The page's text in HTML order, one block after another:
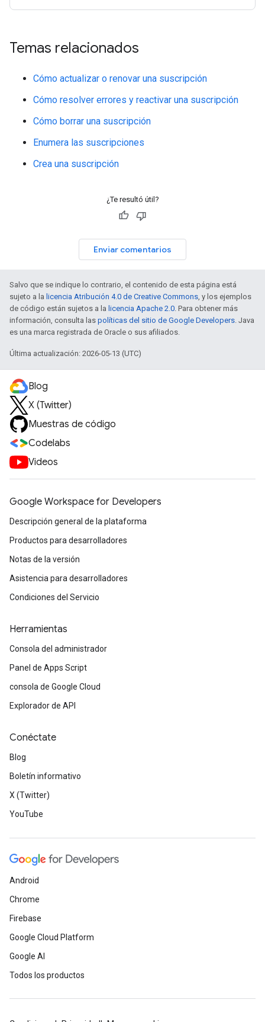
Temas relacionados
Cómo actualizar o renovar una suscripción
Cómo resolver errores y reactivar una suscripción
Cómo borrar una suscripción
Enumera las suscripciones
Crea una suscripción
¿Te resultó útil?
Enviar comentarios
Salvo que se indique lo contrario, el contenido de esta página está
sujeto a la licencia Atribución 4.0 de Creative Commons, y los ejemplos
de código están sujetos a la licencia Apache 2.0. Para obtener más
información, consulta las políticas del sitio de Google Developers. Java
es una marca registrada de Oracle o sus afiliados.
Última actualización: 2026-05-13 (UTC)
Blog
X (Twitter)
Muestras de código
Codelabs
Videos
Google Workspace for Developers
Descripción general de la plataforma
Productos para desarrolladores
Notas de la versión
Asistencia para desarrolladores
Condiciones del Servicio
Herramientas
Consola del administrador
Panel de Apps Script
consola de Google Cloud
Explorador de API
Conéctate
Blog
Boletín informativo
X (Twitter)
YouTube
Android
Chrome
Firebase
Google Cloud Platform
Google AI
Todos los productos